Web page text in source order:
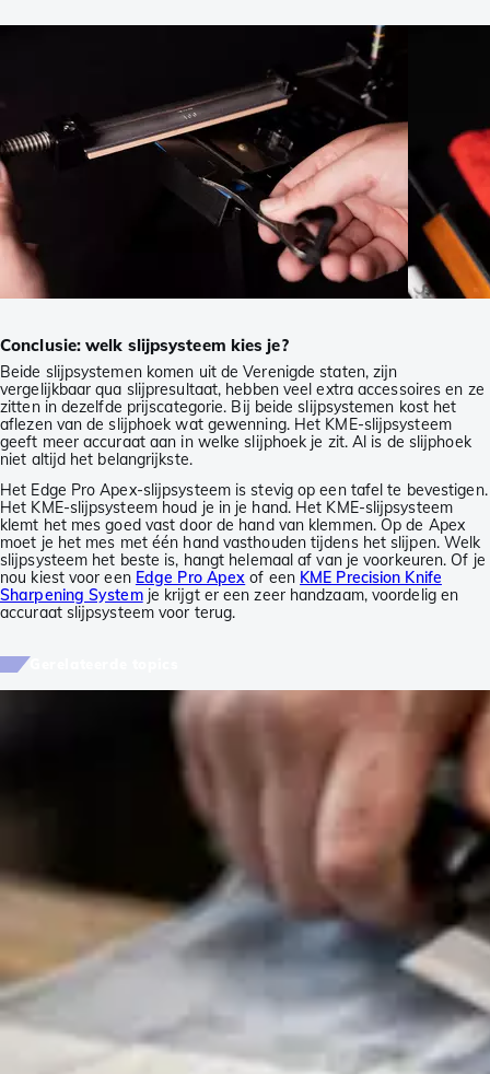
Conclusie: welk slijpsysteem kies je?
Beide slijpsystemen komen uit de Verenigde staten, zijn
vergelijkbaar qua slijpresultaat, hebben veel extra accessoires en ze
zitten in dezelfde prijscategorie. Bij beide slijpsystemen kost het
aflezen van de slijphoek wat gewenning. Het KME-slijpsysteem
geeft meer accuraat aan in welke slijphoek je zit. Al is de slijphoek
niet altijd het belangrijkste.
Het Edge Pro Apex-slijpsysteem is stevig op een tafel te bevestigen.
Het KME-slijpsysteem houd je in je hand. Het KME-slijpsysteem
klemt het mes goed vast door de hand van klemmen. Op de Apex
moet je het mes met één hand vasthouden tijdens het slijpen. Welk
slijpsysteem het beste is, hangt helemaal af van je voorkeuren. Of je
nou kiest voor een Edge Pro Apex of een KME Precision Knife
Sharpening Systemje krijgt er een zeer handzaam, voordelig en
accuraat slijpsysteem voor terug.